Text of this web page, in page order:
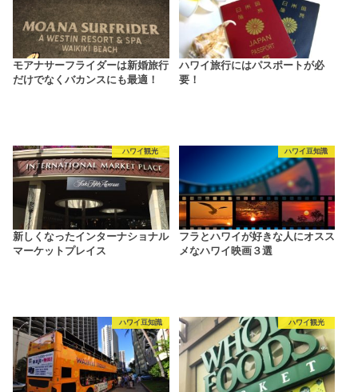
モアナサーフライダーは新婚旅行
だけでなくバカンスにも最適！
ハワイ旅行にはパスポートが必
要！
ハワイ観光
新しくなったインターナショナル
マーケットプレイス
ハワイ豆知識
フラとハワイが好きな人にオスス
メなハワイ映画３選
ハワイ豆知識 ハワイ観光